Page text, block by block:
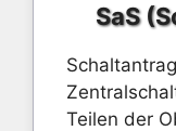
SaS
Teilen der